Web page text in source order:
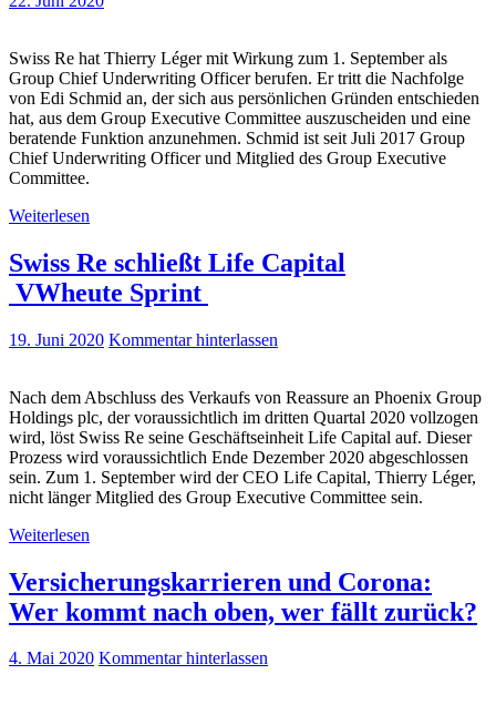
Swiss Re hat Thierry Léger mit Wirkung zum 1. September als
Group Chief Underwriting Officer berufen. Er tritt die Nachfolge
von Edi Schmid an, der sich aus persönlichen Gründen entschieden
hat, aus dem Group Executive Committee auszuscheiden und eine
beratende Funktion anzunehmen. Schmid ist seit Juli 2017 Group
Chief Underwriting Officer und Mitglied des Group Executive
Committee.
Weiterlesen
Swiss Re schließt Life Capital
VWheute Sprint
19. Juni 2020 Kommentar hinterlassen
Nach dem Abschluss des Verkaufs von Reassure an Phoenix Group
Holdings plc, der voraussichtlich im dritten Quartal 2020 vollzogen
wird, löst Swiss Re seine Geschäftseinheit Life Capital auf. Dieser
Prozess wird voraussichtlich Ende Dezember 2020 abgeschlossen
sein. Zum 1. September wird der CEO Life Capital, Thierry Léger,
nicht länger Mitglied des Group Executive Committee sein.
Weiterlesen
Versicherungskarrieren und Corona:
Wer kommt nach oben, wer fällt zurück?
4. Mai 2020 Kommentar hinterlassen